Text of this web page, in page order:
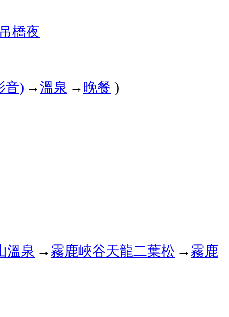
橋夜
音) →溫泉 →晚餐 )
溫泉 →霧鹿峽谷天龍二葉松 →霧鹿